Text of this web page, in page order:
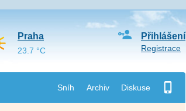
Sníh Archiv Diskuse
Přihlášení
Registrace
Praha
23.7 °C